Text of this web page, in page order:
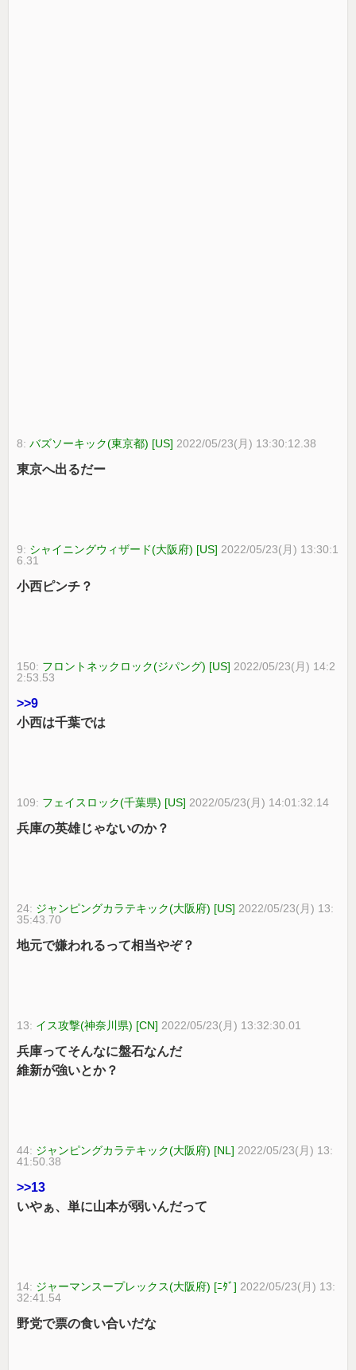
8:バズソーキック(東京都) [US] 2022/05/23(月) 13:30:12.38
東京へ出るだー
9: シャイニングウィザード(大阪府) [US] 2022/05/23(月) 13:30:1
6.31
小西ピンチ？
150: フロントネックロック(ジパング) [US] 2022/05/23(月) 14:2
2:53.53
>>9
小西は千葉では
109: フェイスロック(千葉県) [US] 2022/05/23(月) 14:01:32.14
兵庫の英雄じゃないのか？
24: ジャンピングカラテキック(大阪府) [US] 2022/05/23(月) 13:
35:43.70
地元で嫌われるって相当やぞ？
13: イス攻撃(神奈川県) [CN] 2022/05/23(月) 13:32:30.01
兵庫ってそんなに盤石なんだ
維新が強いとか？
44: ジャンピングカラテキック(大阪府) [NL] 2022/05/23(月) 13:
41:50.38
>>13
いやぁ、単に山本が弱いんだって
14: ジャーマンスープレックス(大阪府) [ﾆﾀﾞ] 2022/05/23(月) 13:
32:41.54
野党で票の食い合いだな